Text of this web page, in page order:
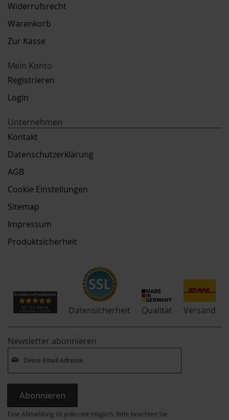
Widerrufsrecht
Warenkorb
Zur Kasse
Mein Konto
Registrieren
Login
Unternehmen
Kontakt
Datenschutzerklärung
AGB
Cookie Einstellungen
Sitemap
Impressum
Produktsicherheit
Datensicherheit Qualität Versand
Newsletter abonnieren
Abonnieren
Eine Abmeldung ist jederzeit möglich. Bitte beachten Sie